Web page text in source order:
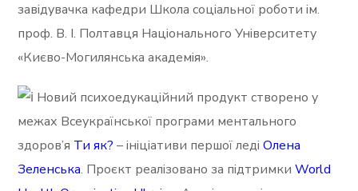
завідувачка кафедри Школа соціальної роботи ім.
проф. В. І. Полтавця Національного Університету
«Києво-Могилянська академія».
Новий психоедукаційний продукт створено у
межах Всеукраїнської програми ментального
здоров’я Ти як? – ініціативи першої ледіОлена
Зеленська. Проєкт реалізовано за підтримкиWorld